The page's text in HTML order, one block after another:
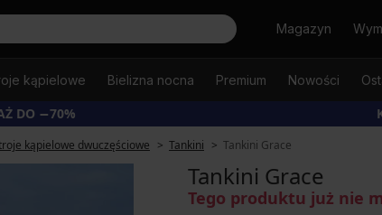
SzukajMagazyn
kąpielowe Bielizna nocna Premium Nowości
DO −70%
kąpielowe dwuczęściowe Tankini Tankini Grace
Tankini Grace
Tego produktu już nie